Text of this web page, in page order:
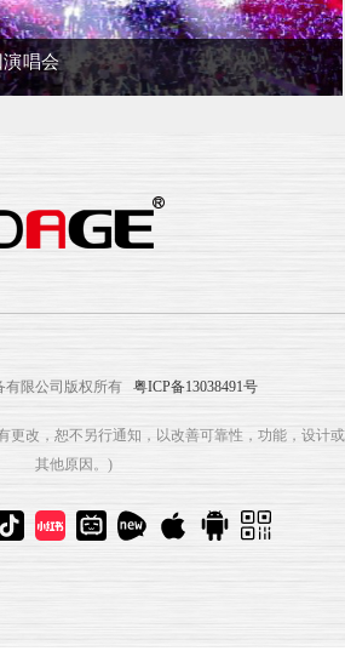
演唱会
有限公司版权所有 粤ICP备13038491号
更改，恕不另行通知，以改善可靠性，功能，设计或
其他原因。)